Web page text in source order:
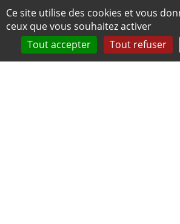
Panneau de gestion des cookies
Ce site utilise des cookies et vous
ceux que vous souhaitez activer
Tout accepter
Tout refuser